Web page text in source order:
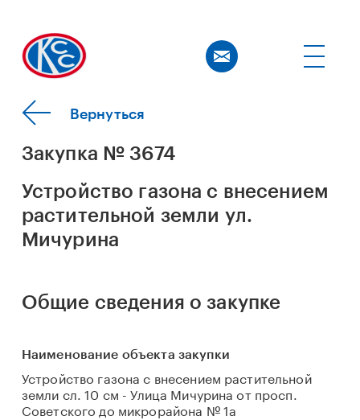
Вернуться
Закупка № 3674
Устройство газона с внесением
растительной земли ул.
Мичурина
Общие сведения о закупке
Наименование объекта закупки
Устройство газона с внесением растительной
земли сл. 10 см - Улица Мичурина от просп.
Советского до микрорайона № 1а